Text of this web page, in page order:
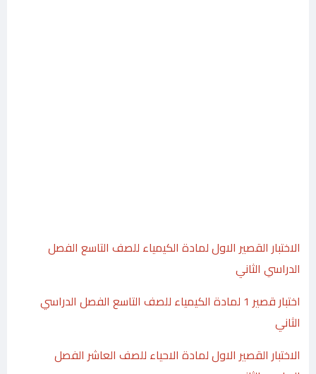
الاختبار القصير الاول لمادة الكيمياء للصف التاسع الفصل
الدراسي الثاني
اختبار قصير 1 لمادة الكيمياء للصف التاسع الفصل الدراسي
الثاني
الاختبار القصير الاول لمادة الاحياء للصف العاشر الفصل